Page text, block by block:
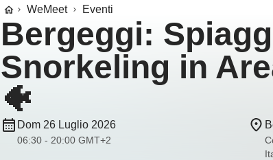
WeMeet Eventi
Bergeggi:
Snorkeling in
🐠
Dom 26 Luglio 2026
06:30 - 20:00 GMT+2